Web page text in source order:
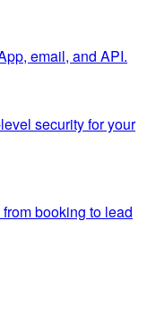
email, and API.
security for your
booking to lead